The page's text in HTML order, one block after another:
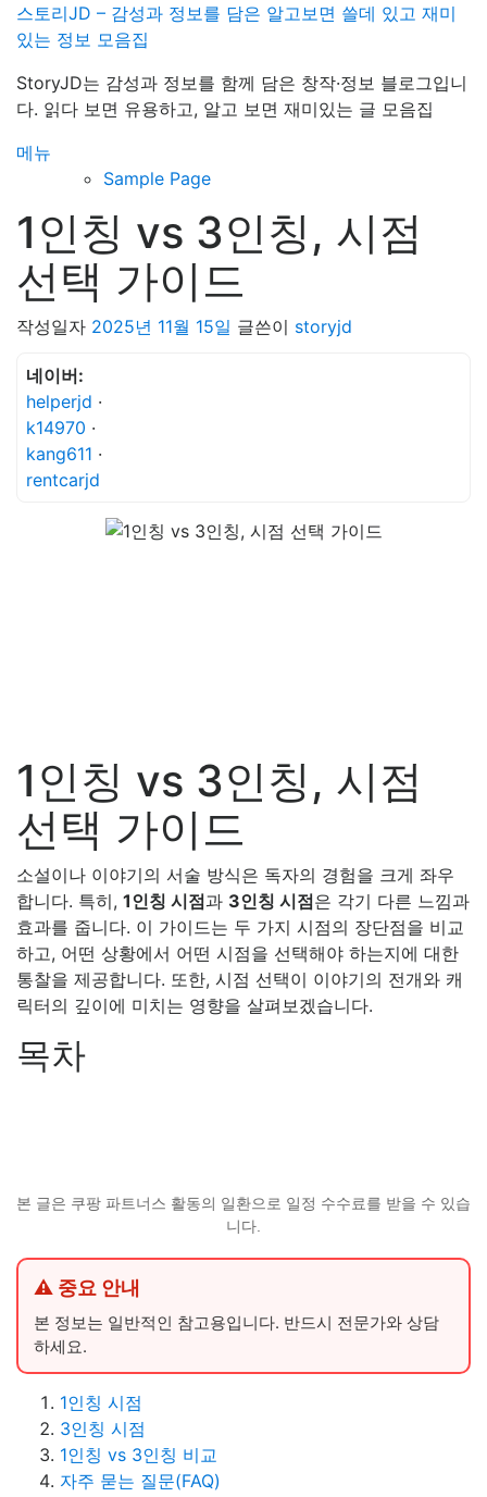
스토리JD – 감성과 정보를 담은 알고보면 쓸데 있고 재미
있는 정보 모음집
StoryJD는 감성과 정보를 함께 담은 창작·정보 블로그입니
다. 읽다 보면 유용하고, 알고 보면 재미있는 글 모음집
메뉴
Sample Page
1인칭 vs 3인칭, 시점
선택 가이드
작성일자 2025년 11월 15일 글쓴이 storyjd
네이버:
helperjd ·
k14970 ·
kang611 ·
rentcarjd
1인칭 vs 3인칭, 시점
선택 가이드
소설이나 이야기의 서술 방식은 독자의 경험을 크게 좌우
합니다. 특히, 1인칭 시점과 3인칭 시점은 각기 다른 느낌과
효과를 줍니다. 이 가이드는 두 가지 시점의 장단점을 비교
하고, 어떤 상황에서 어떤 시점을 선택해야 하는지에 대한
통찰을 제공합니다. 또한, 시점 선택이 이야기의 전개와 캐
릭터의 깊이에 미치는 영향을 살펴보겠습니다.
목차
본 글은 쿠팡 파트너스 활동의 일환으로 일정 수수료를 받을 수 있습
니다.
⚠ 중요 안내
본 정보는 일반적인 참고용입니다. 반드시 전문가와 상담
하세요.
1인칭 시점
3인칭 시점
1인칭 vs 3인칭 비교
자주 묻는 질문(FAQ)